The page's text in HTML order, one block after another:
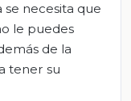
se necesita que
le puedes
de la
tener su